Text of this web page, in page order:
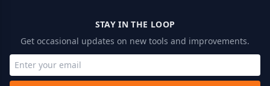
STAY IN THE LOOP
Get occasional updates on new tools and improvements.